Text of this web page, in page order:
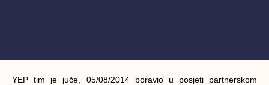
YEP tim je juče, 05/08/2014 boravio u posjeti partnerskom